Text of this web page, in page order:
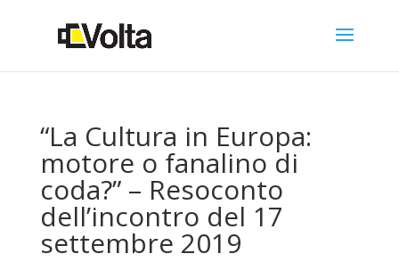
“La Cultura in Europa:
motore o fanalino di
coda?” – Resoconto
dell’incontro del 17
settembre 2019